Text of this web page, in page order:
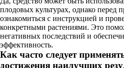
плодовых культурах, однако перед
ознакомиться с инструкцией и
конкретными растениями. Это
негативных последствий и
эффективность.
Как часто следует
достижения наилучших